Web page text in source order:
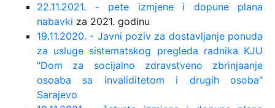
22.11.2021. - pete izmjene i dopune plana
nabavki za 2021. godinu
19.11.2020. - Javni poziv za dostavljanje ponuda
za usluge sistematskog pregleda radnika KJU
"Dom za socijalno zdravstveno zbrinjaanje
osoaba sa invaliditetom i drugih osoba"
Sarajevo